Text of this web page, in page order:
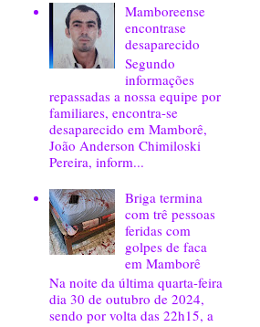
Mamboreense
encontrase
desaparecido
Segundo
informações
repassadas a nossa equipe por
familiares, encontra-se
desaparecido em Mamborê,
João Anderson Chimiloski
Pereira, inform...
Briga termina
com trê pessoas
feridas com
golpes de faca
em Mamborê
Na noite da última quarta-feira
dia 30 de outubro de 2024,
sendo por volta das 22h15, a